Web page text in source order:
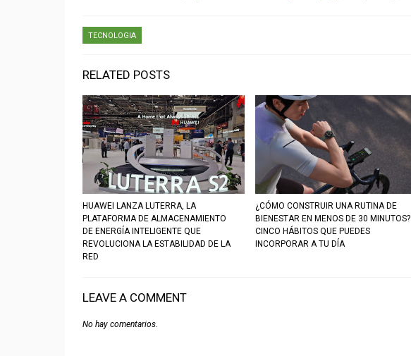
TECNOLOGIA
RELATED POSTS
HUAWEI LANZA LUTERRA, LA
PLATAFORMA DE ALMACENAMIENTO
DE ENERGÍA INTELIGENTE QUE
REVOLUCIONA LA ESTABILIDAD DE LA
RED
¿CÓMO CONSTRUIR UNA RUTINA DE
BIENESTAR EN MENOS DE 30 MINUTOS?
CINCO HÁBITOS QUE PUEDES
INCORPORAR A TU DÍA
LEAVE A COMMENT
No hay comentarios.